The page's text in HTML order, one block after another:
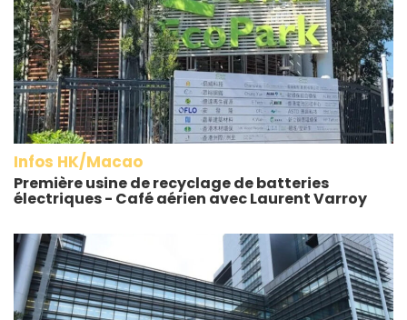
Infos HK/Macao
Première usine de recyclage de batteries
électriques - Café aérien avec Laurent Varroy